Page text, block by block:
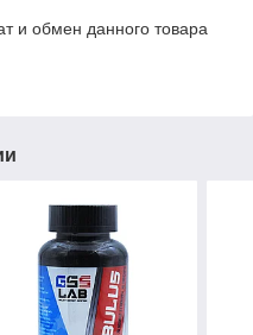
и обмен данного товара